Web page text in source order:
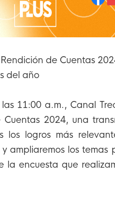
de Cuentas
del año
11:00 a.m., Canal
2024, una
los logros más
ampliaremos los temas
la encuesta que